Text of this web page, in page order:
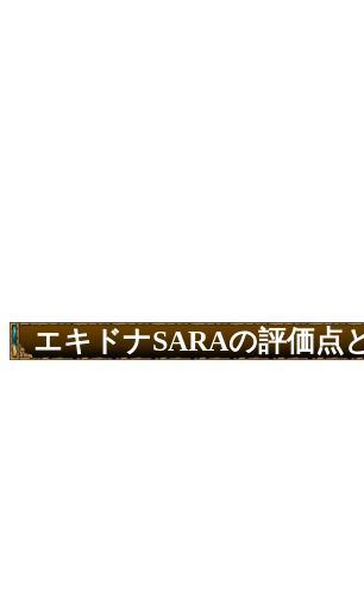
エキドナSARAの評価点